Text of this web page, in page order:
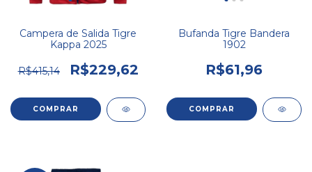
Campera de Salida Tigre
Kappa 2025
R$415,14 R$229,62
COMPRAR
Bufanda Tigre Bandera
1902
R$61,96